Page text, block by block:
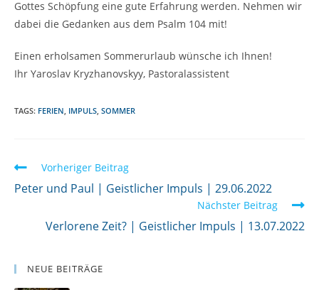
Gottes Schöpfung eine gute Erfahrung werden. Nehmen wir
dabei die Gedanken aus dem Psalm 104 mit!
Einen erholsamen Sommerurlaub wünsche ich Ihnen!
Ihr Yaroslav Kryzhanovskyy, Pastoralassistent
TAGS: FERIEN IMPULS SOMMER
W
e
r
Vorheriger Beitrag
Peter und Paul | Geistlicher Impuls | 29.06.2022
Nächster Beitrag
Verlorene Zeit? | Geistlicher Impuls | 13.07.2022
NEUE BEITRÄGE